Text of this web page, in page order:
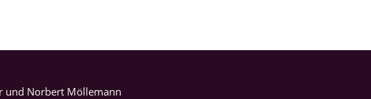
und Norbert Möllemann